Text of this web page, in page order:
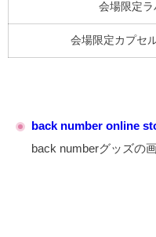
会場限定ラ
会場限定カプセ
back number online
back numberグッズの